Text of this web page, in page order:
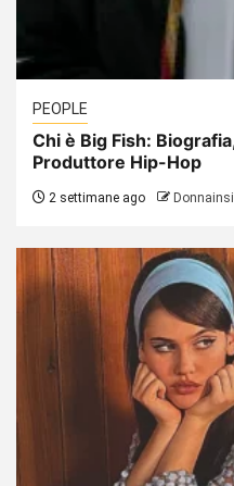
PEOPLE
Chi è Big Fish:
Produttore Hip-Hop
2 settimane ago